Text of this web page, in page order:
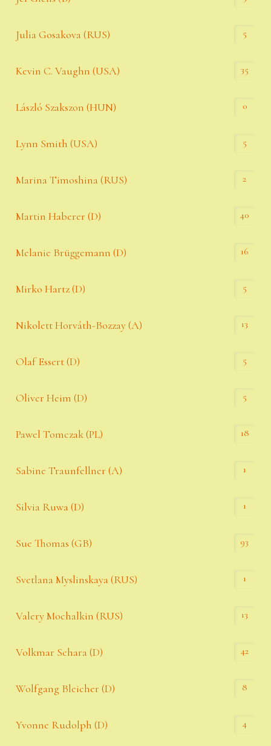
Julia Gosakova (RUS) 5
Kevin C. Vaughn (USA) 35
László Szakszon (HUN) 0
Lynn Smith (USA) 5
Marina Timoshina (RUS) 2
Martin Haberer (D) 40
Melanie Brüggemann (D) 16
Mirko Hartz (D) 5
Nikolett Horváth-Bozzay (A) 13
Olaf Essert (D) 5
Oliver Heim (D) 5
Pawel Tomczak (PL) 18
Sabine Traunfellner (A) 1
Silvia Ruwa (D) 1
Sue Thomas (GB) 93
Svetlana Myslinskaya (RUS) 1
Valery Mochalkin (RUS) 13
Volkmar Schara (D) 42
Wolfgang Bleicher (D) 8
Yvonne Rudolph (D) 4